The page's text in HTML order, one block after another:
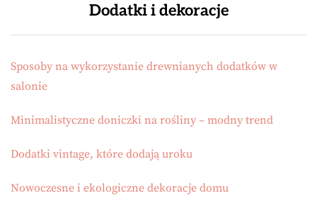
Dodatki i dekoracje
Sposoby na wykorzystanie drewnianych dodatków w
salonie
Minimalistyczne doniczki na rośliny – modny trend
Dodatki vintage, które dodają uroku
Nowoczesne i ekologiczne dekoracje domu